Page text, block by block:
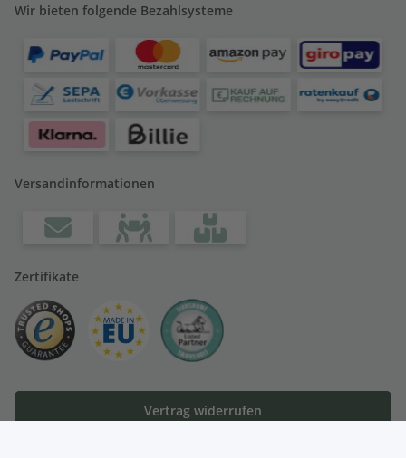
Wir bieten folgende Bezahlsysteme
Versandinformationen
Zertifikate
Vertrag widerrufen